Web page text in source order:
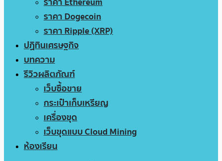
ราคา Dogecoin
ราคา Ripple (XRP)
ปฏิทินเศรษฐกิจ
บทความ
รีวิวผลิตภัณฑ์
เว็บซื้อขาย
กระเป๋าเก็บเหรียญ
เครื่องขุด
เว็บขุดแบบ Cloud Mining
ห้องเรียน